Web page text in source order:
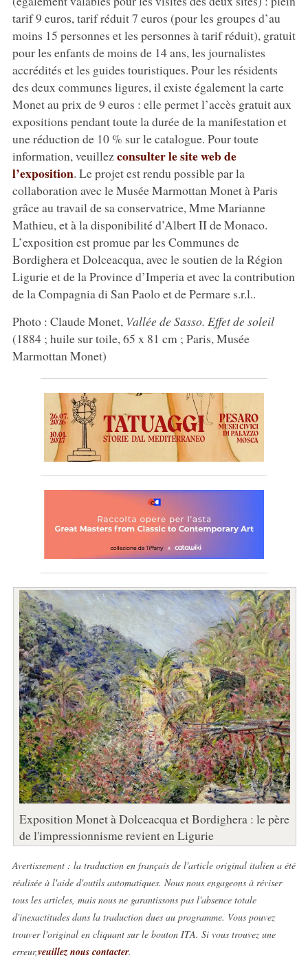
tarif 9 euros, tarif réduit 7 euros (pour les groupes d’au
moins 15 personnes et les personnes à tarif réduit), gratuit
pour les enfants de moins de 14 ans, les journalistes
accrédités et les guides touristiques. Pour les résidents
des deux communes ligures, il existe également la carte
Monet au prix de 9 euros : elle permet l’accès gratuit aux
expositions pendant toute la durée de la manifestation et
une réduction de 10 % sur le catalogue. Pour toute
information, veuillezconsulter le site web de
l’exposition. Le projet est rendu possible par la
collaboration avec le Musée Marmottan Monet à Paris
grâce au travail de sa conservatrice, Mme Marianne
Mathieu, et à la disponibilité d’Albert II de Monaco.
L’exposition est promue par les Communes de
Bordighera et Dolceacqua, avec le soutien de la Région
Ligurie et de la Province d’Imperia et avec la contribution
de la Compagnia di San Paolo et de Permare s.r.l..
Photo : Claude Monet, Vallée de Sasso. Effet de soleil
(1884 ; huile sur toile, 65 x 81 cm ; Paris, Musée
Marmottan Monet)
Exposition Monet à Dolceacqua et Bordighera : le père
de l'impressionnisme revient en Ligurie
Avertissement : la traduction en français de l'article original italien a été
réalisée à l'aide d'outils automatiques. Nous nous engageons à réviser
tous les articles, mais nous ne garantissons pas l'absence totale
d'inexactitudes dans la traduction dues au programme. Vous pouvez
trouver l'original en cliquant sur le bouton ITA. Si vous trouvez une
erreur,veuillez nous contacter.